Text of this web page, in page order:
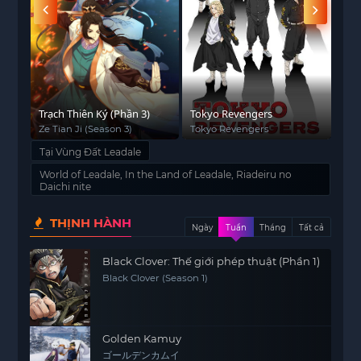
Trạch Thiên Ký (Phần 3)
Ze Tian Ji (Season 3)
Tokyo Revengers
Tokyo Revengers
Tại Vùng Đất Leadale
World of Leadale, In the Land of Leadale, Riadeiru no
Daichi nite
THỊNH HÀNH Ngày Tuần Tháng Tất cả
Black Clover: Thế giới phép thuật (Phần 1)
Black Clover (Season 1)
Golden Kamuy
ゴールデンカムイ